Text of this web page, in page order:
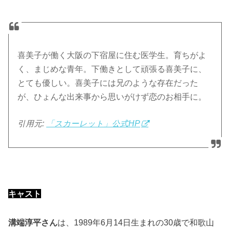
喜美子が働く大阪の下宿屋に住む医学生。育ちがよ
く、まじめな青年。下働きとして頑張る喜美子に、
とても優しい。喜美子には兄のような存在だった
が、ひょんな出来事から思いがけず恋のお相手に。
引用元: 「スカーレット」公式HP
キャスト
溝端淳平さんは、1989年6月14日生まれの30歳で和歌山